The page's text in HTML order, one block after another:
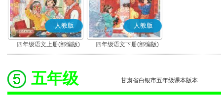
人教版
四年级语文上册(部编版)
人教版
四年级语文下册(部编版)
五年级 甘肃省白银市五年级课本版本